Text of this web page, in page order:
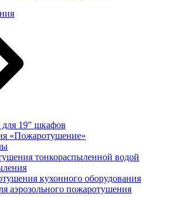
19" шкафов
«Пожаротушение»
тонкораспыленной водой
кухонного оборудования
аэрозольного пожаротушения